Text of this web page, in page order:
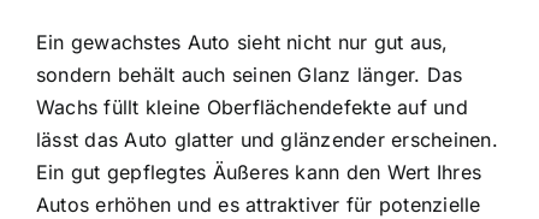
Ein gewachstes Auto sieht nicht nur gut aus,
sondern behält auch seinen Glanz länger. Das
Wachs füllt kleine Oberflächendefekte auf und
lässt das Auto glatter und glänzender erscheinen.
Ein gut gepflegtes Äußeres kann den Wert Ihres
Autos erhöhen und es attraktiver für potenzielle